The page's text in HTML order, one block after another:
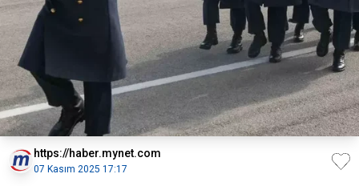
https://haber.mynet.com
07 Kasım 2025 17:17